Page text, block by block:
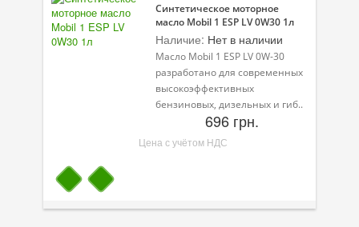
Технологические жидкости
Зимняя программа
Синтетическое моторное
масло Mobil 1 ESP LV 0W30 1л
Наличие: Нет в наличии
Масло Mobil 1 ESP LV 0W-30
разработано для современных
высокоэффективных
бензиновых, дизельных и гиб..
696 грн.
Цена с учётом НДС